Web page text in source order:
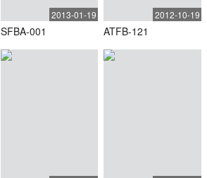
2013-01-19
SFBA-001
2012-10-19
ATFB-121